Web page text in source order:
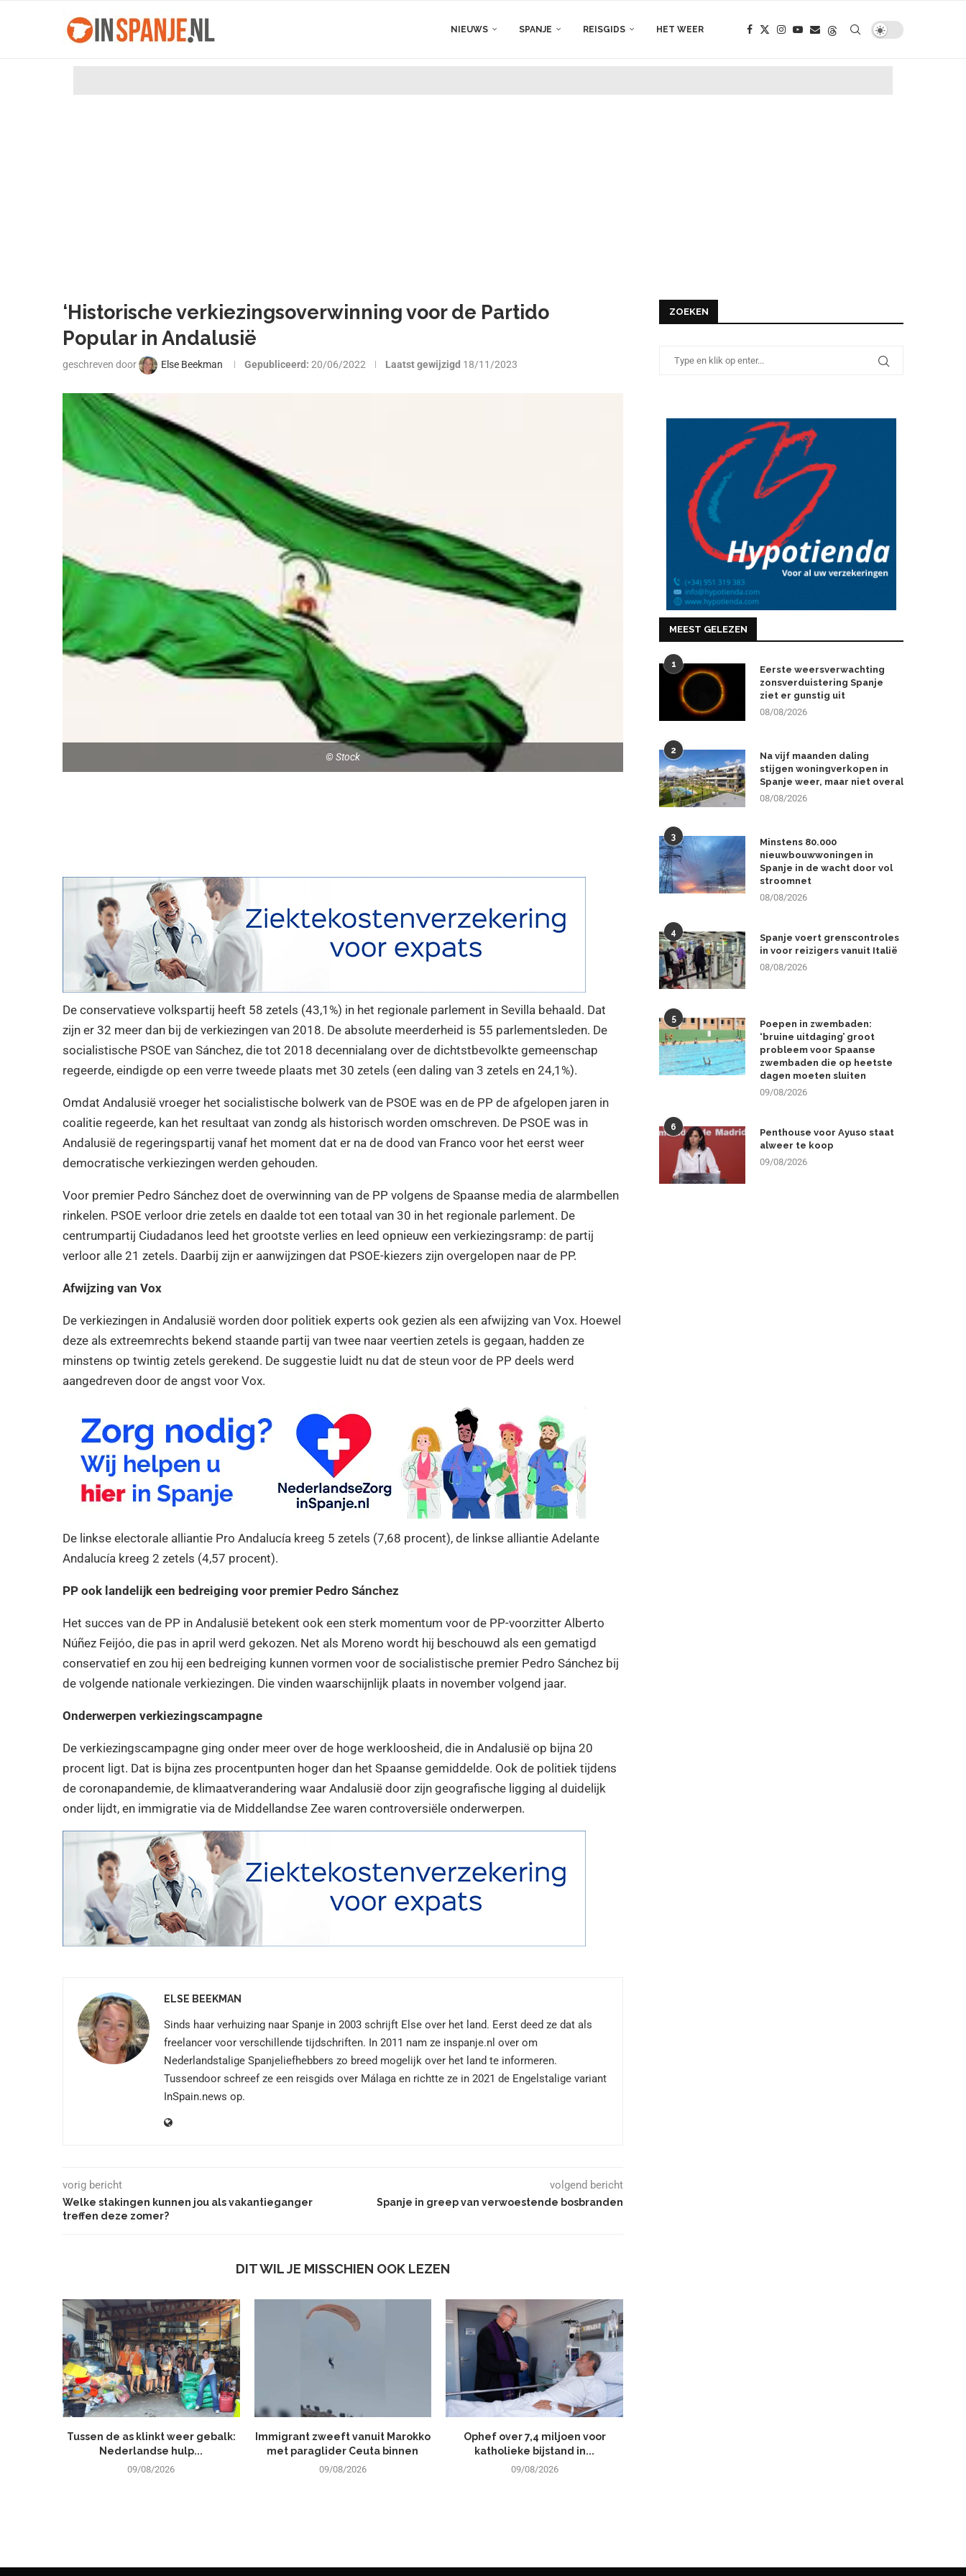
NIEUWS SPANJE REISGIDS HET WEER
‘Historische verkiezingsoverwinning voor de Partido
Popular in Andalusië
geschreven door Else Beekman Gepubliceerd: 20/06/2022 Laatst gewijzigd 18/11/2023
© Stock
De conservatieve volkspartij heeft 58 zetels (43,1%) in het regionale parlement in Sevilla behaald. Dat
zijn er 32 meer dan bij de verkiezingen van 2018. De absolute meerderheid is 55 parlementsleden. De
socialistische PSOE van Sánchez, die tot 2018 decennialang over de dichtstbevolkte gemeenschap
regeerde, eindigde op een verre tweede plaats met 30 zetels (een daling van 3 zetels en 24,1%).
Omdat Andalusië vroeger het socialistische bolwerk van de PSOE was en de PP de afgelopen jaren in
coalitie regeerde, kan het resultaat van zondg als historisch worden omschreven. De PSOE was in
Andalusië de regeringspartij vanaf het moment dat er na de dood van Franco voor het eerst weer
democratische verkiezingen werden gehouden.
Voor premier Pedro Sánchez doet de overwinning van de PP volgens de Spaanse media de alarmbellen
rinkelen. PSOE verloor drie zetels en daalde tot een totaal van 30 in het regionale parlement. De
centrumpartij Ciudadanos leed het grootste verlies en leed opnieuw een verkiezingsramp: de partij
verloor alle 21 zetels. Daarbij zijn er aanwijzingen dat PSOE-kiezers zijn overgelopen naar de PP.
Afwijzing van Vox
De verkiezingen in Andalusië worden door politiek experts ook gezien als een afwijzing van Vox. Hoewel
deze als extreemrechts bekend staande partij van twee naar veertien zetels is gegaan, hadden ze
minstens op twintig zetels gerekend. De suggestie luidt nu dat de steun voor de PP deels werd
aangedreven door de angst voor Vox.
De linkse electorale alliantie Pro Andalucía kreeg 5 zetels (7,68 procent), de linkse alliantie Adelante
Andalucía kreeg 2 zetels (4,57 procent).
PP ook landelijk een bedreiging voor premier Pedro Sánchez
Het succes van de PP in Andalusië betekent ook een sterk momentum voor de PP-voorzitter Alberto
Núñez Feijóo, die pas in april werd gekozen. Net als Moreno wordt hij beschouwd als een gematigd
conservatief en zou hij een bedreiging kunnen vormen voor de socialistische premier Pedro Sánchez bij
de volgende nationale verkiezingen. Die vinden waarschijnlijk plaats in november volgend jaar.
Onderwerpen verkiezingscampagne
De verkiezingscampagne ging onder meer over de hoge werkloosheid, die in Andalusië op bijna 20
procent ligt. Dat is bijna zes procentpunten hoger dan het Spaanse gemiddelde. Ook de politiek tijdens
de coronapandemie, de klimaatverandering waar Andalusië door zijn geografische ligging al duidelijk
onder lijdt, en immigratie via de Middellandse Zee waren controversiële onderwerpen.
ELSE BEEKMAN
Sinds haar verhuizing naar Spanje in 2003 schrijft Else over het land. Eerst deed ze dat als
freelancer voor verschillende tijdschriften. In 2011 nam ze inspanje.nl over om
Nederlandstalige Spanjeliefhebbers zo breed mogelijk over het land te informeren.
Tussendoor schreef ze een reisgids over Málaga en richtte ze in 2021 de Engelstalige variant
InSpain.news op.
vorig bericht
Welke stakingen kunnen jou als vakantieganger
treffen deze zomer?
volgend bericht
Spanje in greep van verwoestende bosbranden
DIT WIL JE MISSCHIEN OOK LEZEN
Tussen de as klinkt weer gebalk:
Nederlandse hulp...
09/08/2026
Immigrant zweeft vanuit Marokko
met paraglider Ceuta binnen
09/08/2026
Ophef over 7,4 miljoen voor
katholieke bijstand in...
09/08/2026
ZOEKEN
MEEST GELEZEN
1
Eerste weersverwachting
zonsverduistering Spanje
ziet er gunstig uit
08/08/2026
2
Na vijf maanden daling
stijgen woningverkopen in
Spanje weer, maar niet overal
08/08/2026
3
Minstens 80.000
nieuwbouwwoningen in
Spanje in de wacht door vol
stroomnet
08/08/2026
4
Spanje voert grenscontroles
in voor reizigers vanuit Italië
08/08/2026
5
Poepen in zwembaden:
‘bruine uitdaging’ groot
probleem voor Spaanse
zwembaden die op heetste
dagen moeten sluiten
09/08/2026
6
Penthouse voor Ayuso staat
alweer te koop
09/08/2026